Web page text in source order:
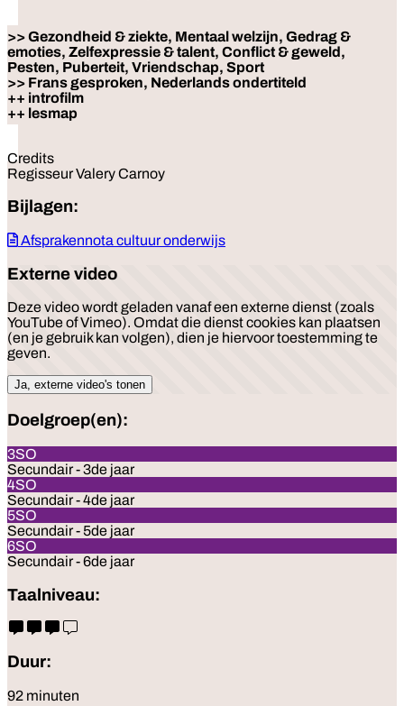
>> Gezondheid & ziekte, Mentaal welzijn, Gedrag &
emoties, Zelfexpressie & talent, Conflict & geweld,
Pesten, Puberteit, Vriendschap, Sport
>> Frans gesproken, Nederlands ondertiteld
++ introfilm
++ lesmap
Credits
Regisseur Valery Carnoy
Bijlagen:
Afsprakennota cultuur onderwijs
Externe video
Deze video wordt geladen vanaf een externe dienst (zoals
YouTube of Vimeo). Omdat die dienst cookies kan plaatsen
(en je gebruik kan volgen), dien je hiervoor toestemming te
geven.
Ja, externe video's tonen
Doelgroep(en):
3SO
Secundair - 3de jaar
4SO
Secundair - 4de jaar
5SO
Secundair - 5de jaar
6SO
Secundair - 6de jaar
Taalniveau:
Duur:
92 minuten